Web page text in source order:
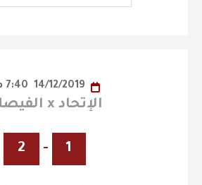
الإتحاد x الفيصلي
1
-
2